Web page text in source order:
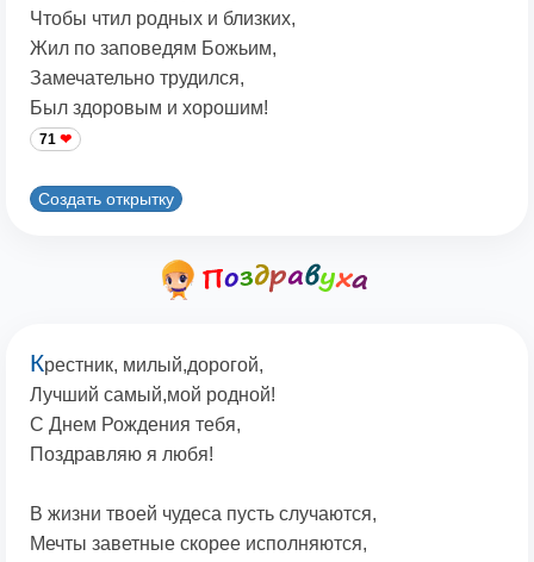
Чтобы чтил родных и близких,
Жил по заповедям Божьим,
Замечательно трудился,
Был здоровым и хорошим!
71
Создать открытку
Крестник, милый,дорогой,
Лучший самый,мой родной!
С Днем Рождения тебя,
Поздравляю я любя!
В жизни твоей чудеса пусть случаются,
Мечты заветные скорее исполняются,